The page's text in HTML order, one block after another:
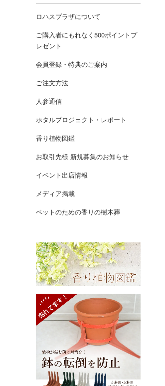
ロハスプラザについて
ご購入者にもれなく500ポイントプ
レゼント
会員登録・特典のご案内
ご注文方法
人参通信
ホタルプロジェクト・レポート
香り植物図鑑
お取引先様 新規募集のお知らせ
イベント出店情報
メディア掲載
ペットのための香りの樹木葬